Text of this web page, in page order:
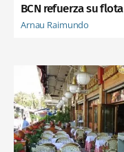
BCN refuerza su flota
Arnau Raimundo